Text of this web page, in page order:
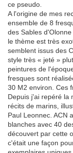
ce pseudo.
A l'origine de mes
ensemble de 8
des Sables
le thème est très
semblent issus des
style très « jeté »
peintures de
fresques sont
30 M2 environ. Ces
Depuis j'ai repéré la
récits de marins,
Paul Leonnec. ACN
blanches avec 40
découvert par cette
c'était une façon